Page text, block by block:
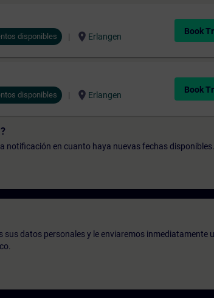
disponibles location_on Erlangen
Book
disponibles location_on Erlangen
Book
notificación en cuanto haya nuevas fechas disponibles.
datos personales y le enviaremos inmediatamente